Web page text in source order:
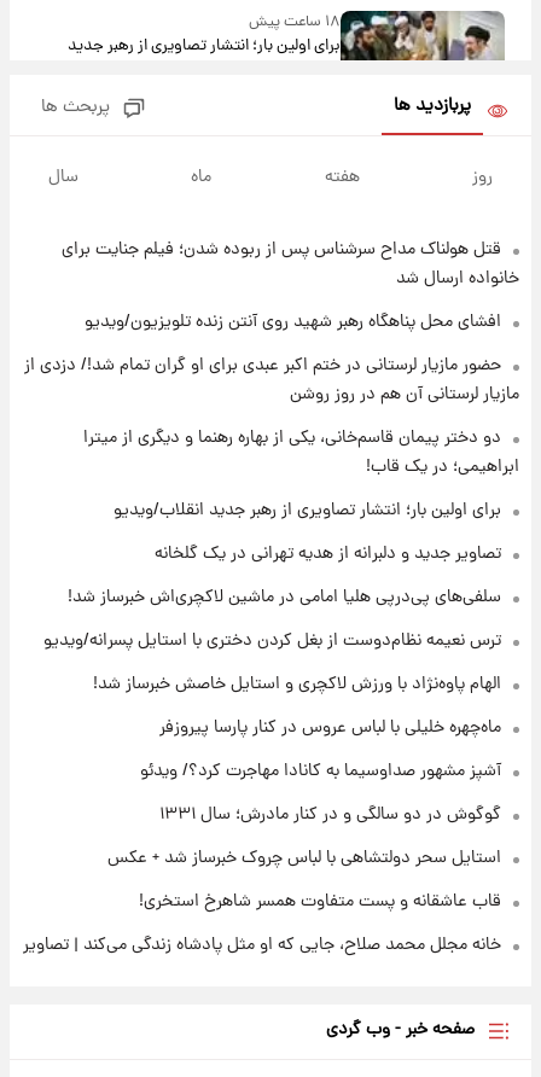
۱۸ ساعت پیش
برای اولین بار؛ انتشار تصاویری از رهبر جدید
۲۱ ساعت پیش
۲۲ ساعت پیش
ثریا اسفندیاری بعد از طلاق و در دیدار با گروه
بیتلز
ادعای جنجالی درباره اینفانتینو؛ اتهام پرداخت
پول به معشوقه با درآمد یوفا
۲۲ ساعت پیش
هشدار درباره کمبود یک ماده معدنی؛ خطر
آلزایمر و زوال عقل افزایش می‌یابد؟
انتقاد تند پیمان طالبی از مسئولان استقلال در
پربازدید ها پربحث ها
روز هفته ماه سال
قتل هولناک مداح سرشناس پس از ربوده شدن؛ فیلم جنایت برای
خانواده ارسال شد
افشای محل پناهگاه‌ رهبر شهید روی آنتن زنده تلویزیون/ویدیو
حضور مازیار لرستانی در ختم اکبر عبدی برای او گران تمام شد!/ دزدی از
مازیار لرستانی آن هم در روز روشن
دو دختر پیمان قاسم‌خانی، یکی از بهاره رهنما و دیگری از میترا
ابراهیمی؛ در یک قاب!
برای اولین بار؛ انتشار تصاویری از رهبر جدید انقلاب/ویدیو
تصاویر جدید و دلبرانه از هدیه تهرانی در یک گلخانه
سلفی‌های پی‌درپی هلیا امامی در ماشین لاکچری‌اش خبرساز شد!
ترس نعیمه نظام‌دوست از بغل کردن دختری با استایل پسرانه/ویدیو
الهام پاوه‌نژاد با ورزش لاکچری و استایل خاصش خبرساز شد!
ماه‌چهره خلیلی با لباس عروس در کنار پارسا پیروزفر
آشپز مشهور صداوسیما به کانادا مهاجرت کرد؟/ ویدئو
گوگوش در دو سالگی و در کنار مادرش؛ سال ۱۳۳۱
استایل سحر دولتشاهی با لباس چروک خبرساز شد + عکس
قاب عاشقانه و پست متفاوت همسر شاهرخ استخری!
خانه مجلل محمد صلاح، جایی که او مثل پادشاه زندگی می‌کند | تصاویر
صفحه خبر - وب گردی